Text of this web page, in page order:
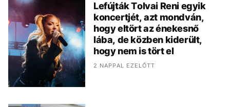
Lefújták Tolvai Reni egyik
koncertjét, azt mondván,
hogy eltört az énekesnő
lába, de közben kiderült,
hogy nem is tört el
2 NAPPAL EZELŐTT